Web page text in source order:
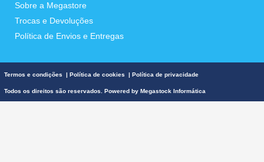
Sobre a Megastore
Trocas e Devoluções
Política de Envios e Entregas
Termos e condições | Política de cookies | Política de privacidade
Todos os direitos são reservados. Powered by Megastock Informática